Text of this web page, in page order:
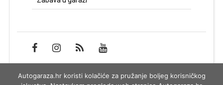
Impressum
Autogaraza.hr koristi kolačiće za pružanje boljeg korisničkog